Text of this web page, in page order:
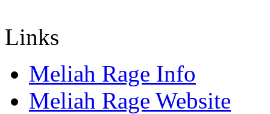
Links
Meliah Rage Info
Meliah Rage Website